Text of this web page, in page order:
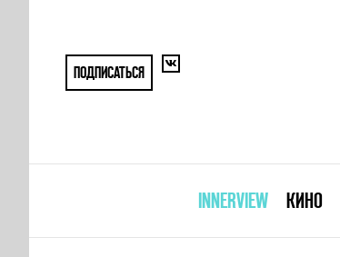
ПОДПИСАТЬСЯ
INNERVIEW КИНО